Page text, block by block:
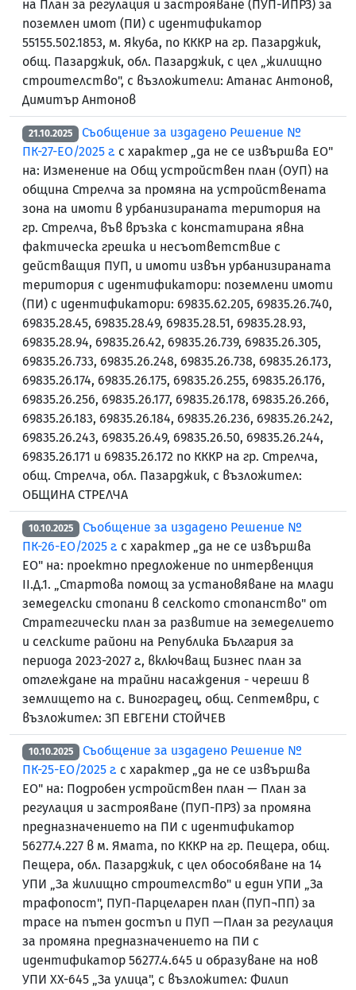
на План за регулация и застрояване (ПУП-ИПРЗ) за
поземлен имот (ПИ) с идентификатор
55155.502.1853, м. Якуба, по КККР на гр. Пазарджик,
общ. Пазарджик, обл. Пазарджик, с цел „жилищно
строителство", с възложители: Атанас Антонов,
Димитър Антонов
21.10.2025
Съобщение за издадено Решение №
ПК-27-ЕО/2025 г. с характер „да не се извършва ЕО"
на: Изменение на Общ устройствен план (ОУП) на
община Стрелча за промяна на устройствената
зона на имоти в урбанизираната територия на
гр. Стрелча, във връзка с констатирана явна
фактическа грешка и несъответствие с
действащия ПУП, и имоти извън урбанизираната
територия с идентификатори: поземлени имоти
(ПИ) с идентификатори: 69835.62.205, 69835.26.740,
69835.28.45, 69835.28.49, 69835.28.51, 69835.28.93,
69835.28.94, 69835.26.42, 69835.26.739, 69835.26.305,
69835.26.733, 69835.26.248, 69835.26.738, 69835.26.173,
69835.26.174, 69835.26.175, 69835.26.255, 69835.26.176,
69835.26.256, 69835.26.177, 69835.26.178, 69835.26.266,
69835.26.183, 69835.26.184, 69835.26.236, 69835.26.242,
69835.26.243, 69835.26.49, 69835.26.50, 69835.26.244,
69835.26.171 и 69835.26.172 по КККР на гр. Стрелча,
общ. Стрелча, обл. Пазарджик, с възложител:
ОБЩИНА СТРЕЛЧА
10.10.2025
Съобщение за издадено Решение №
ПК-26-ЕО/2025 г. с характер „да не се извършва
ЕО" на: проектно предложение по интервенция
II.Д.1. „Стартова помощ за установяване на млади
земеделски стопани в селското стопанство" от
Стратегически план за развитие на земеделието
и селските райони на Република България за
периода 2023-2027 г., включващ Бизнес план за
отглеждане на трайни насаждения - череши в
землището на с. Виноградец, общ. Септември, с
възложител: ЗП ЕВГЕНИ СТОЙЧЕВ
10.10.2025
Съобщение за издадено Решение №
ПК-25-ЕО/2025 г. с характер „да не се извършва
ЕО" на: Подробен устройствен план — План за
регулация и застрояване (ПУП-ПРЗ) за промяна
предназначението на ПИ с идентификатор
56277.4.227 в м. Ямата, по КККР на гр. Пещера, общ.
Пещера, обл. Пазарджик, с цел обособяване на 14
УПИ „За жилищно строителство" и един УПИ „За
трафопост", ПУП-Парцеларен план (ПУП¬ПП) за
трасе на пътен достъп и ПУП —План за регулация
за промяна предназначението на ПИ с
идентификатор 56277.4.645 и образуване на нов
УПИ ХХ-645 „За улица", с възложител: Филип